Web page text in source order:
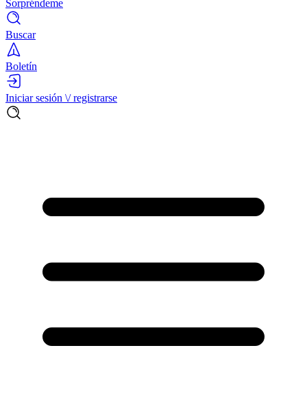
Sorpréndeme
Buscar
Boletín
Iniciar sesión \/ registrarse